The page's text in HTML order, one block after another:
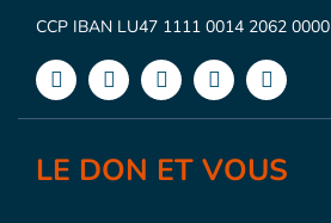
CCP IBAN LU47 1111 0014 2062 0000
LE DON ET VOUS